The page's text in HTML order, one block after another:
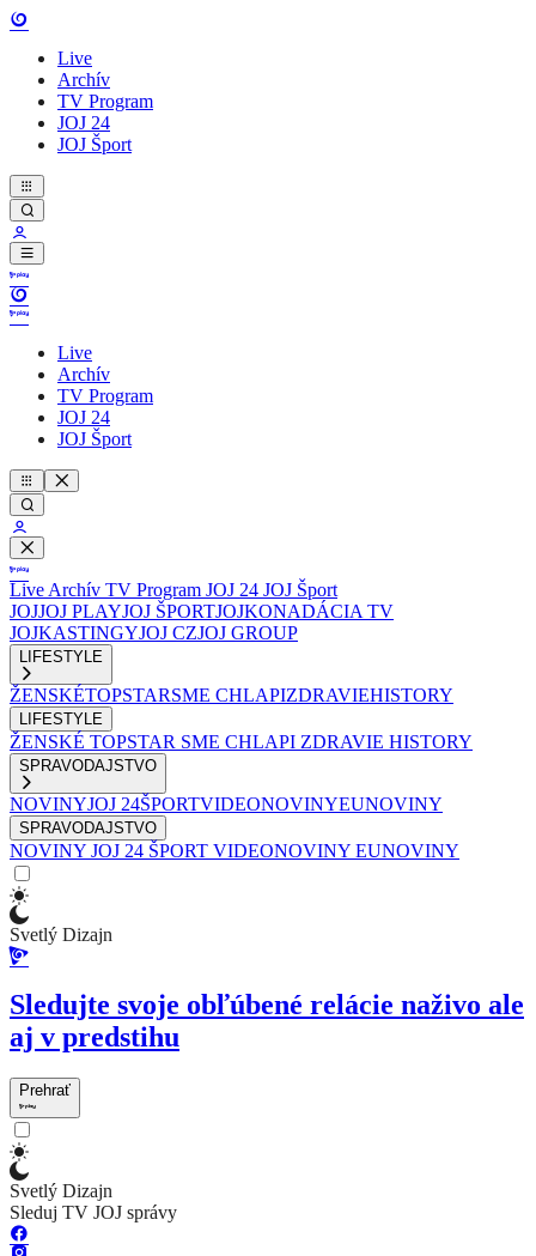
Live
Archív
TV Program
JOJ 24
JOJ Šport
Live
Archív
TV Program
JOJ 24
JOJ Šport
Live Archív TV Program JOJ 24 JOJ Šport
JOJJOJ PLAYJOJ ŠPORTJOJKONADÁCIA TV
JOJKASTINGYJOJ CZJOJ GROUP
LIFESTYLE
ŽENSKÉTOPSTARSME CHLAPIZDRAVIEHISTORY
LIFESTYLE
ŽENSKÉ TOPSTAR SME CHLAPI ZDRAVIE HISTORY
SPRAVODAJSTVO
NOVINYJOJ 24ŠPORTVIDEONOVINYEUNOVINY
SPRAVODAJSTVO
NOVINY JOJ 24 ŠPORT VIDEONOVINY EUNOVINY
Svetlý Dizajn
Sledujte svoje obľúbené relácie naživo ale
aj v predstihu
Prehrať
Svetlý Dizajn
Sleduj TV JOJ správy